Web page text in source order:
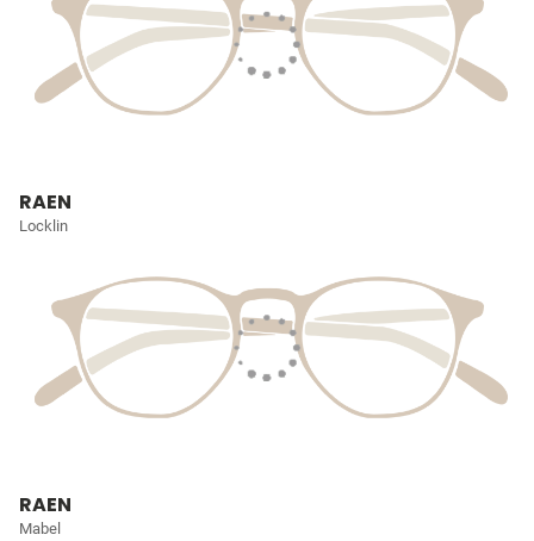
RAEN
Locklin
RAEN
Mabel